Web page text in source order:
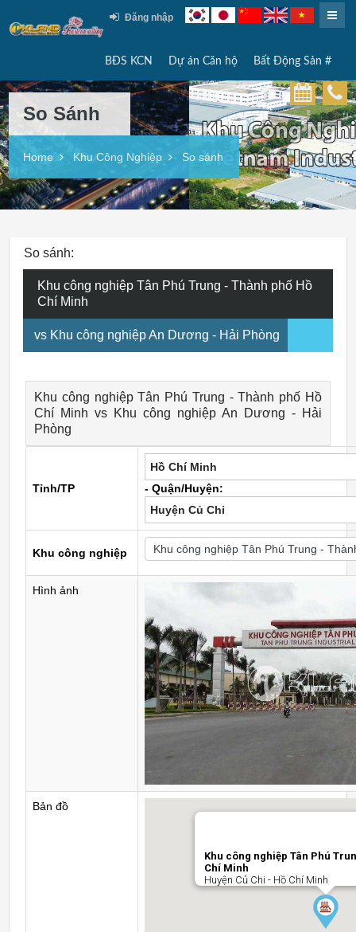
Đăng nhập
BĐS KCN Dự án Căn hộ Bất Động Sản #
So Sánh
Home Khu Công Nghiệp So sánh
So sánh:
Khu công nghiệp Tân Phú Trung - Thành phố Hồ
Chí Minh
vs Khu công nghiệp An Dương - Hải Phòng
Khu công nghiệp Tân Phú Trung - Thành phố Hồ
Chí Minh vs Khu công nghiệp An Dương - Hải
Phòng
Tỉnh/TP
Hồ Chí Minh
- Quận/Huyện:
Huyện Củ Chi
Khu công nghiệp
Hình ảnh
Bản đồ
Khu công nghiệp Tân Phú
Chí Minh
Huyện Củ Chi - Hồ Chí Minh